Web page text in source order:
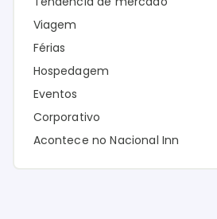
Viagem
Férias
Hospedagem
Eventos
Corporativo
Acontece no Nacional Inn